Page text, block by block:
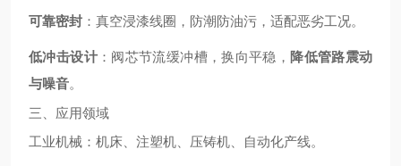
可靠密封 ：真空浸漆线圈，防潮防油污，适配恶劣工况。
低冲击设计：阀芯节流缓冲槽，换向平稳， 降低管路震动
与噪音。
三、应用领域
工业机械：机床、注塑机、压铸机、自动化产线。